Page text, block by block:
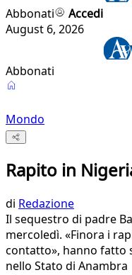
Abbonati
Accedi
August 6, 2026
Abbonati
Mondo
Rapito in
di Redazione
Il sequestro di padre
mercoledì. «Finora i
contatto», hanno fatto
nello Stato di Anambra